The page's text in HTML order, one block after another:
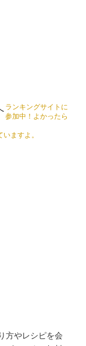
ランキングサイトに
参加中！よかったら
ますよ。
方やレシピを会